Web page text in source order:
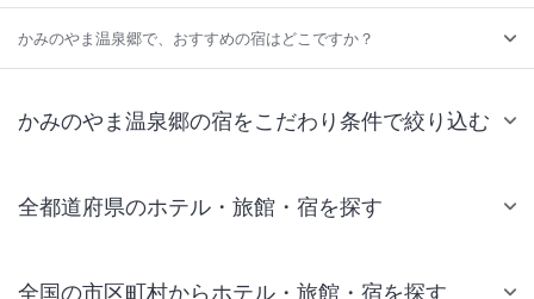
かみのやま温泉郷で、おすすめの宿はどこですか？
かみのやま温泉郷の宿をこだわり条件で絞り込む
全都道府県のホテル・旅館・宿を探す
全国の市区町村からホテル・旅館・宿を探す